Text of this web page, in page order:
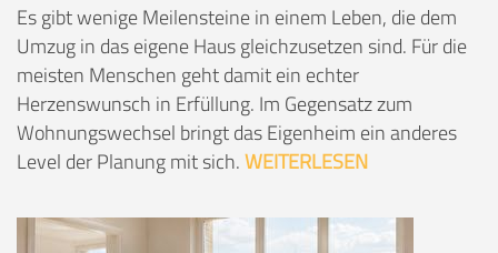
Es gibt wenige Meilensteine in einem Leben, die dem
Umzug in das eigene Haus gleichzusetzen sind. Für die
meisten Menschen geht damit ein echter
Herzenswunsch in Erfüllung. Im Gegensatz zum
Wohnungswechsel bringt das Eigenheim ein anderes
Level der Planung mit sich.WEITERLESEN